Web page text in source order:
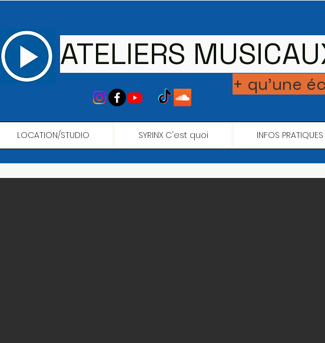
+ qu'une
ATELIERS
LOCATION/STUDIO SYRINX C'est quoi INFOS PRATIQUES